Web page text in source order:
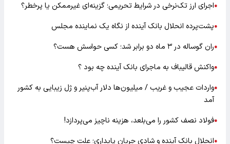
●اجرای ارز تک‌نرخی در شرایط تحریمی؛ گزینه‌ای غیرممکن یا پرخطر؟
●پشت‌پرده انحلال بانک آینده از نگاه یک نماینده مجلس
●ران گوساله در ۳ ماه دو برابر شد؛ کسی حواسش هست؟
●واکنش قالیباف به ماجرای بانک آینده چه بود ؟
●واردات عجیب و غریب / میلیون‌ها دلار آب‌پنیر و ژل زیبایی به کشور
آمد
●فولاد نصف کشور را می‌بلعد، هزینه ناچیز می‌پردازد!
●انحلال بانک آینده و شادی جریان پایداری؛ علت چیست؟